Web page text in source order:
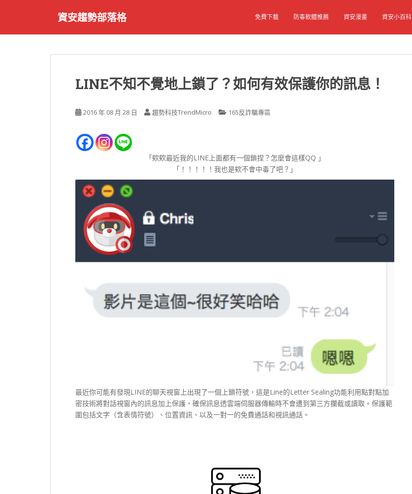
資安趨勢部落格 免費下載 防毒軟體推薦 資安漫畫 資安小百科
LINE不知不覺地上鎖了？如何有效保護你的訊息！
2016 年 08 月 28 日 趨勢科技TrendMicro 165反詐騙專區
「欸欸最近我的LINE上面都有一個鎖捏？怎麼會這樣QQ 」
「！！！！！我也是欸不會中毒了吧？」
最近你可能有發現LINE的聊天視窗上出現了一個上鎖符號，這是Line的Letter Sealing功能利用點對點加
密技術將對話視窗內的訊息加上保護，確保訊息透雲端伺服器傳輸時不會遭到第三方攔截或讀取。 保護範
圍包括文字（含表情符號）、位置資訊、以及一對一的免費通話和視訊通話。